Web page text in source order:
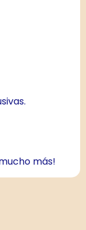
más!